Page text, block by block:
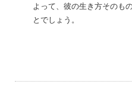
よって、彼の生き方そのも
とでしょう。